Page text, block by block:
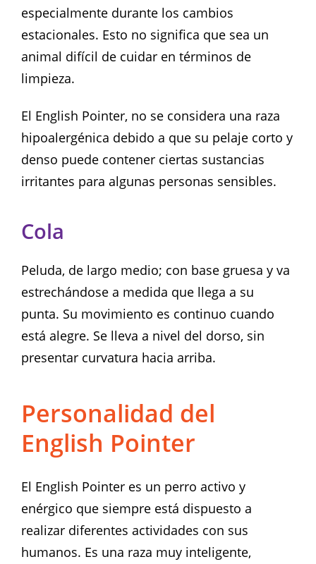
especialmente durante los cambios
estacionales. Esto no significa que sea un
animal difícil de cuidar en términos de
limpieza.
El English Pointer, no se considera una raza
hipoalergénica debido a que su pelaje corto y
denso puede contener ciertas sustancias
irritantes para algunas personas sensibles.
Cola
Peluda, de largo medio; con base gruesa y va
estrechándose a medida que llega a su
punta. Su movimiento es continuo cuando
está alegre. Se lleva a nivel del dorso, sin
presentar curvatura hacia arriba.
Personalidad del
English Pointer
El English Pointer es un perro activo y
enérgico que siempre está dispuesto a
realizar diferentes actividades con sus
humanos. Es una raza muy inteligente,